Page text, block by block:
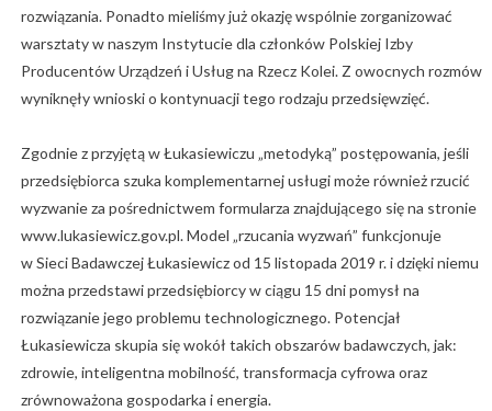
rozwiązania. Ponadto mieliśmy już okazję wspólnie zorganizować
warsztaty w naszym Instytucie dla członków Polskiej Izby
Producentów Urządzeń i Usług na Rzecz Kolei. Z owocnych rozmów
wyniknęły wnioski o kontynuacji tego rodzaju przedsięwzięć.
Zgodnie z przyjętą w Łukasiewiczu „metodyką” postępowania, jeśli
przedsiębiorca szuka komplementarnej usługi może również rzucić
wyzwanie za pośrednictwem formularza znajdującego się na stronie
www.lukasiewicz.gov.pl. Model „rzucania wyzwań” funkcjonuje
w Sieci Badawczej Łukasiewicz od 15 listopada 2019 r. i dzięki niemu
można przedstawi przedsiębiorcy w ciągu 15 dni pomysł na
rozwiązanie jego problemu technologicznego. Potencjał
Łukasiewicza skupia się wokół takich obszarów badawczych, jak:
zdrowie, inteligentna mobilność, transformacja cyfrowa oraz
zrównoważona gospodarka i energia.